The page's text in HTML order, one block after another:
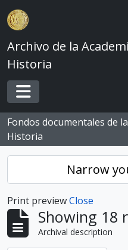
Skip to main content
Archivo de la
Historia
Toggle navigation
Fondos documentales de
Historia
Narrow
Print previewClose
Showing 18
Archival description